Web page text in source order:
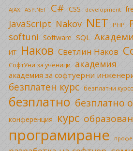
AJAX ASP.NET C# CSS development
JavaScript Nakov NET PHP
softuni Software SQL
ИТ Наков Светлин Наков
СофтУни за ученици академия
академия за софтуерни
безплатен курс безплатни
безплатно безплатно
конференция курс
програмиране